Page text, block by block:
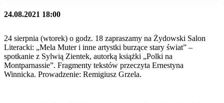
24.08.2021 18:00
24 sierpnia (wtorek) o godz. 18 zapraszamy na Żydowski Salon
Literacki: „Mela Muter i inne artystki burzące stary świat” –
spotkanie z Sylwią Zientek, autorką książki „Polki na
Montparnassie”. Fragmenty tekstów przeczyta Ernestyna
Winnicka. Prowadzenie: Remigiusz Grzela.